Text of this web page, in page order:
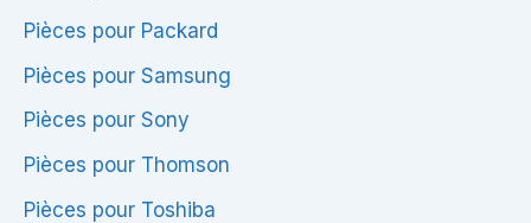
Pièces pour Packard
Pièces pour Samsung
Pièces pour Sony
Pièces pour Thomson
Pièces pour Toshiba